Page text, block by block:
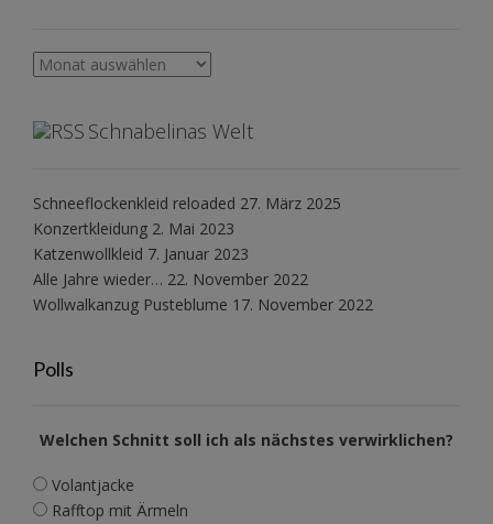
Archiv
Schnabelinas Welt
Schneeflockenkleid reloaded 27. März 2025
Konzertkleidung 2. Mai 2023
Katzenwollkleid 7. Januar 2023
Alle Jahre wieder… 22. November 2022
Wollwalkanzug Pusteblume 17. November 2022
Polls
Welchen Schnitt soll ich als nächstes verwirklichen?
Volantjacke
Rafftop mit Ärmeln